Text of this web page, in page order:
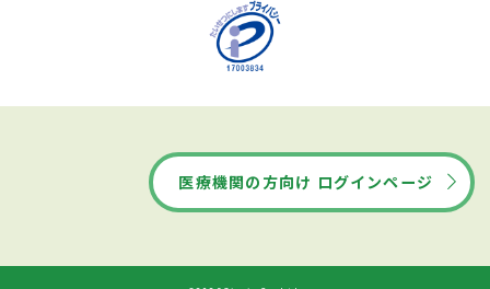
医療機関の方向け ログインページ